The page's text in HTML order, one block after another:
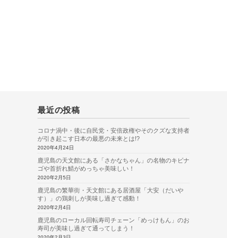
最近の投稿
コロナ渦中・後に自民党・安倍政権やそのクズな支持者
が引き起こす日本の最悪の未来とは!?
2020年4月24日
鹿児島の天文館にある「さかなちゃん」の名物のキビナ
ゴや首折れ鯖がめっちゃ美味しい！
2020年2月5日
鹿児島の繁華街・天文館にある居酒屋「大安（だいや
す）」の鶏刺しが美味し過ぎて感動！
2020年2月4日
鹿児島のローカル回転寿司チェーン「めっけもん」のお
寿司が美味し過ぎて通ってしまう！